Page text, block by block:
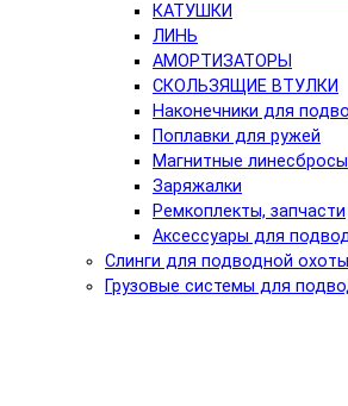
КАТУШКИ
ЛИНЬ
АМОРТИЗАТОРЫ
СКОЛЬЗЯЩИЕ ВТУЛКИ
Наконечники для
Поплавки для ружей
Магнитные линесбросы
Заряжалки
Ремкоплекты, запчасти
Аксессуары для
Слинги для подводной охоты
Грузовые системы для